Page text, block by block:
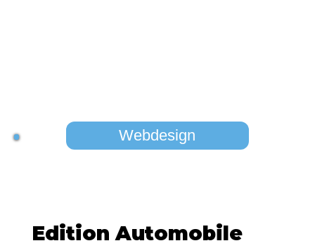
Edition Automobile
Webdesign